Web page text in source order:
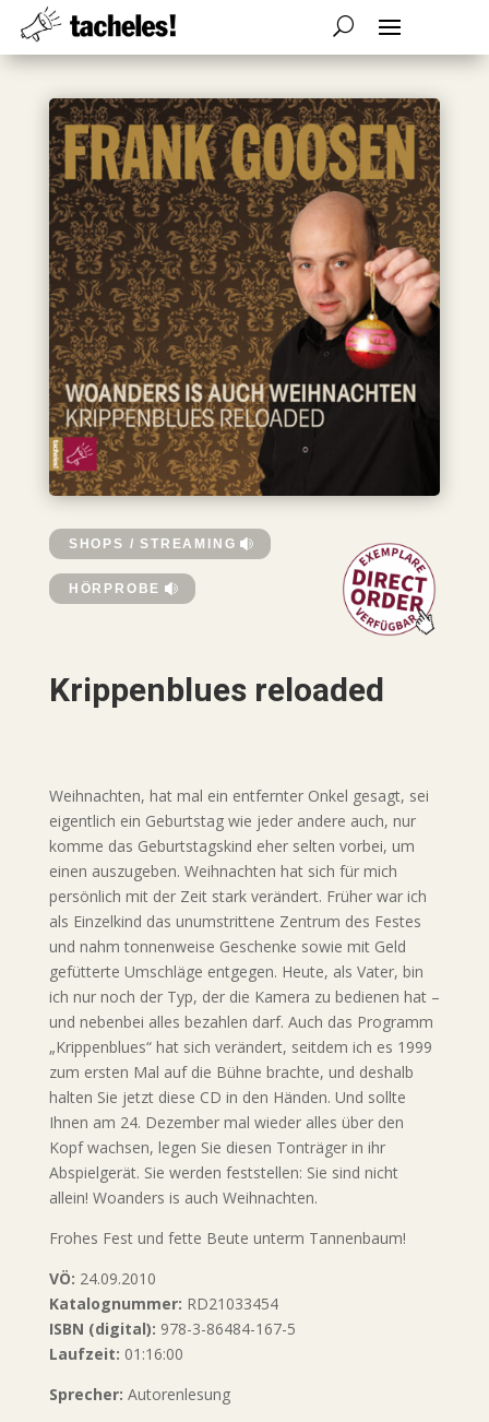
SHOPS / STREAMING
HÖRPROBE
Krippenblues reloaded
Weihnachten, hat mal ein entfernter Onkel gesagt, sei
eigentlich ein Geburtstag wie jeder andere auch, nur
komme das Geburtstagskind eher selten vorbei, um
einen auszugeben. Weihnachten hat sich für mich
persönlich mit der Zeit stark verändert. Früher war ich
als Einzelkind das unumstrittene Zentrum des Festes
und nahm tonnenweise Geschenke sowie mit Geld
gefütterte Umschläge entgegen. Heute, als Vater, bin
ich nur noch der Typ, der die Kamera zu bedienen hat –
und nebenbei alles bezahlen darf. Auch das Programm
„Krippenblues“ hat sich verändert, seitdem ich es 1999
zum ersten Mal auf die Bühne brachte, und deshalb
halten Sie jetzt diese CD in den Händen. Und sollte
Ihnen am 24. Dezember mal wieder alles über den
Kopf wachsen, legen Sie diesen Tonträger in ihr
Abspielgerät. Sie werden feststellen: Sie sind nicht
allein! Woanders is auch Weihnachten.
Frohes Fest und fette Beute unterm Tannenbaum!
VÖ: 24.09.2010
Katalognummer: RD21033454
ISBN (digital): 978-3-86484-167-5
Laufzeit: 01:16:00
Sprecher: Autorenlesung